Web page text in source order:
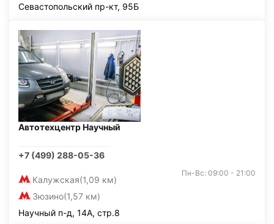
Севастопольский пр-кт, 95Б
Автотехцентр Научный
+7 (499) 288-05-36
Калужская(1,09 км)
Зюзино(1,57 км)
Пн-Вс: 09:00 - 21:00
Научный п-д, 14А, стр.8